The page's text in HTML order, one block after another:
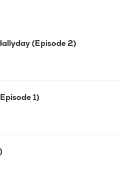
(Episode 2)
1)